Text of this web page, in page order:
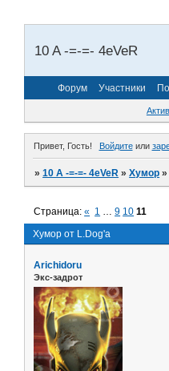
10 A -=-=- 4eVeR
Форум Участники
Привет, Гость! Войдитеили
»10 A -=-=- 4eVeR »Хумор
Хумор от L.Dog'a
Страница:« 1 … 9 10 11
Arichidoru
Экс-задрот